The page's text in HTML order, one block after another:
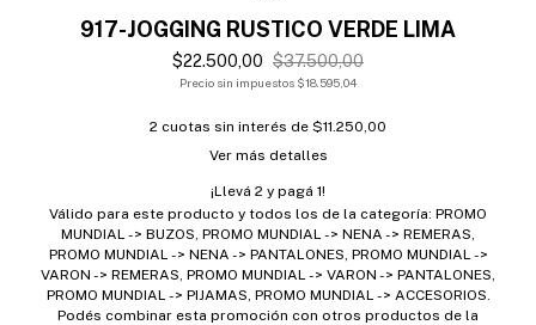
917-JOGGING RUSTICO VERDE LIMA
$22.500,00 $37.500,00
Precio sin impuestos $18.595,04
2 cuotas sin interés de $11.250,00
Ver más detalles
¡Llevá 2 y pagá 1!
Válido para este producto y todos los de la categoría: PROMO
MUNDIAL -> BUZOS, PROMO MUNDIAL -> NENA -> REMERAS,
PROMO MUNDIAL -> NENA -> PANTALONES, PROMO MUNDIAL ->
VARON -> REMERAS, PROMO MUNDIAL -> VARON -> PANTALONES,
PROMO MUNDIAL -> PIJAMAS, PROMO MUNDIAL -> ACCESORIOS.
Podés combinar esta promoción con otros productos de la